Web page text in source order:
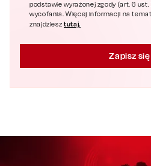
podstawie wyrażonej zgody (art. 6 ust.
wycofania. Więcej informacji na
znajdziesztutaj.
Zapisz się